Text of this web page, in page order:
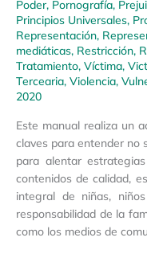
Poder, Pornografía,
Principios Universales,
Representación,
mediáticas, Restricción,
Tratamiento, Víctima,
Tercearia, Violencia,
2020
Este manual realiza un
claves para entender no
para alentar
contenidos de calidad,
integral de niñas,
responsabilidad de la
como los medios de